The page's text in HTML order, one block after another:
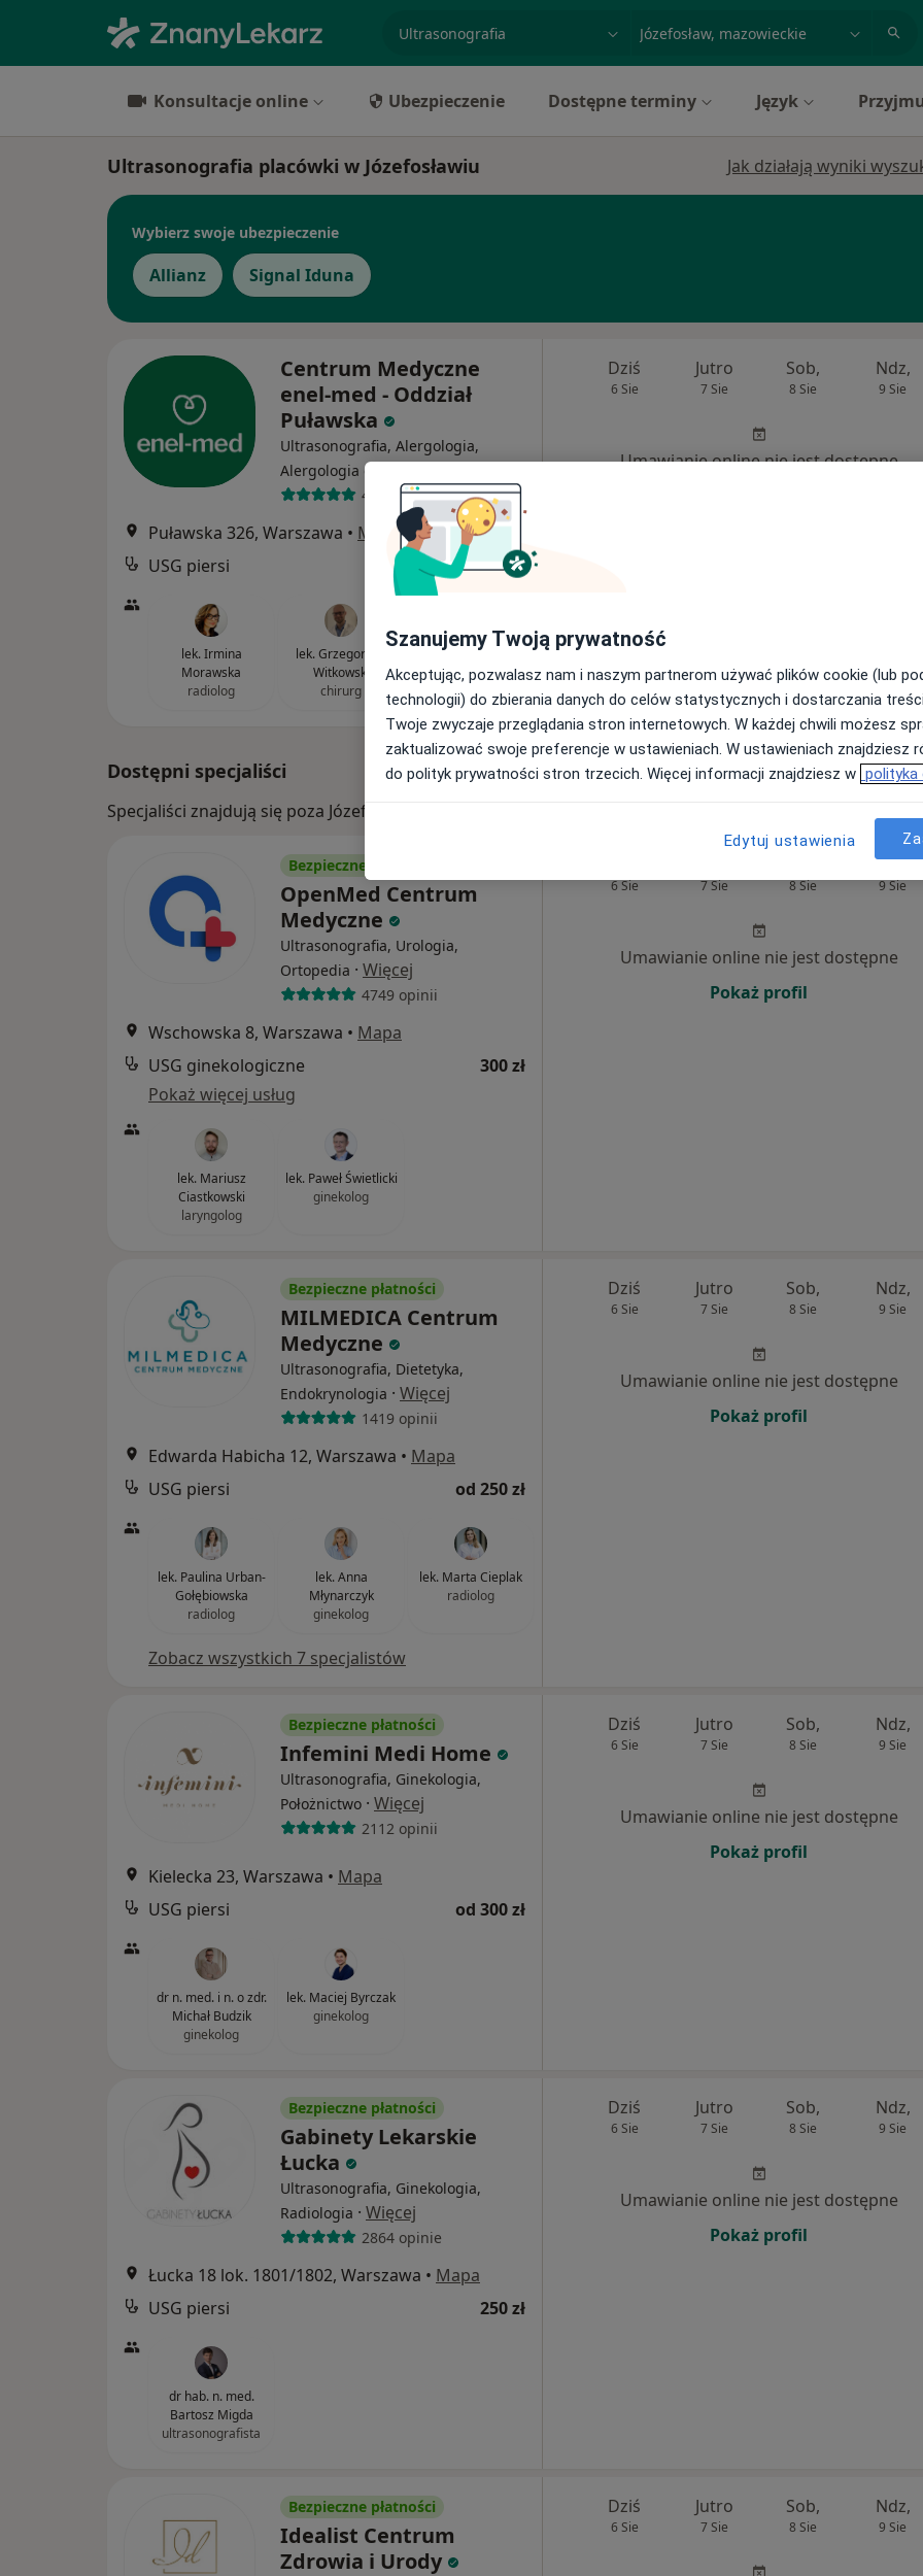
specjalizacja, badanie lub nazwiskomiasto lub dzielnica
Konsultacje online Ubezpieczenie Dostępne terminy Język
Ultrasonografia placówki w Józefosławiu Jak działają wyniki
Wybierz swoje ubezpieczenie
Allianz Signal Iduna
Centrum Medyczne
enel-med - Oddział
Puławska
Ultrasonografia, Alergologia,
Alergologia dziecięca
457 opinii
Puławska 326, Warszawa • Mapa
USG piersi
319 zł
lek. Irmina
Morawska
radiolog
lek. Grzegorz A.
Witkowski
chirurg
Krzysztof Kilian
ultrasonografista
Dziś
6 Sie
Jutro
7 Sie
Sob,
8 Sie
Ndz,
9 Sie
Umawianie online nie jest dostępne
Dostępni specjaliści
Specjaliści znajdują się poza Józefosław, mazowieckie, w obszarach bliskich Twojemu wyszukiwaniu.
Bezpieczne płatności
OpenMed Centrum
Medyczne
Ultrasonografia, Urologia,
Ortopedia · Więcej
4749 opinii
Wschowska 8, Warszawa • Mapa
USG ginekologiczne
300 zł
Pokaż więcej usług
lek. Mariusz
Ciastkowski
laryngolog
lek. Paweł Świetlicki
ginekolog
6 Sie 7 Sie 8 Sie
Ndz,
9 Sie
Umawianie online nie jest dostępne
Pokaż profil
Bezpieczne płatności
MILMEDICA Centrum
Medyczne
Ultrasonografia, Dietetyka,
Endokrynologia · Więcej
1419 opinii
Edwarda Habicha 12, Warszawa • Mapa
USG piersi
od 250 zł
lek. Paulina Urban-
Gołębiowska
radiolog
lek. Anna
Młynarczyk
ginekolog
lek. Marta Cieplak
radiolog
Zobacz wszystkich 7 specjalistów
Dziś
6 Sie
Jutro
7 Sie
Sob,
8 Sie
Ndz,
9 Sie
Umawianie online nie jest dostępne
Pokaż profil
Bezpieczne płatności
Infemini Medi Home
Ultrasonografia, Ginekologia,
Położnictwo · Więcej
2112 opinii
Kielecka 23, Warszawa • Mapa
USG piersi
od 300 zł
dr n. med. i n. o zdr.
Michał Budzik
ginekolog
lek. Maciej Byrczak
ginekolog
Dziś
6 Sie
Jutro
7 Sie
Sob,
8 Sie
Ndz,
9 Sie
Umawianie online nie jest dostępne
Pokaż profil
Bezpieczne płatności
Gabinety Lekarskie
Łucka
Ultrasonografia, Ginekologia,
Radiologia · Więcej
2864 opinie
Łucka 18 lok. 1801/1802, Warszawa • Mapa
USG piersi
250 zł
dr hab. n. med.
Bartosz Migda
ultrasonografista
Dziś
6 Sie
Jutro
7 Sie
Sob,
8 Sie
Ndz,
9 Sie
Umawianie online nie jest dostępne
Pokaż profil
Bezpieczne płatności
Idealist Centrum
Zdrowia i Urody
Dziś
6 Sie
Jutro
7 Sie
Sob,
8 Sie
Ndz,
9 Sie
Szanujemy Twoją prywatność
Akceptując, pozwalasz nam i naszym partnerom używać plików cookie (lub
technologii) do zbierania danych do celów statystycznych i dostarczania
Twoje zwyczaje przeglądania stron internetowych. W każdej chwili możesz
zaktualizować swoje preferencje w ustawieniach. W ustawieniach znajdziesz
do polityk prywatności stron trzecich. Więcej informacji znajdziesz w polityka
Edytuj ustawienia